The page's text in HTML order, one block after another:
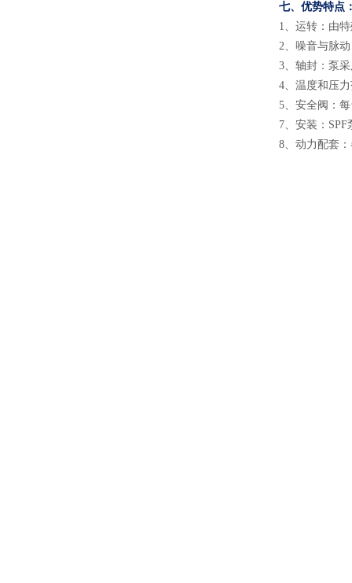
七、 优势特点
1、 运转 ： 由
2、 噪音与脉动
3、 轴封 ： 泵
4、 温度和压
5、 安全阀 ：
7、 安装 ：
8、 动力配套 ：